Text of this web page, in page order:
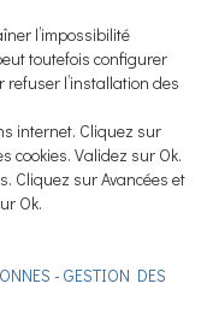
l’impossibilité
toutefois configurer
l’installation des
internet. Cliquez sur
cookies. Validez sur Ok.
Cliquez sur Avancées et
Ok.
- GESTION DES